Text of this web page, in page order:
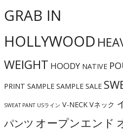
GRAB IN
HOLLYWOOD
WEIGHT HOODY NATIVE
PRINT SAMPLE SAMPLE SALE
SWEAT PANT USライン V-NECK Vネック
パンツ オープンエンド